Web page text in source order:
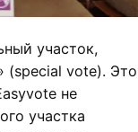
участок,
(special vote). Это
не
участка